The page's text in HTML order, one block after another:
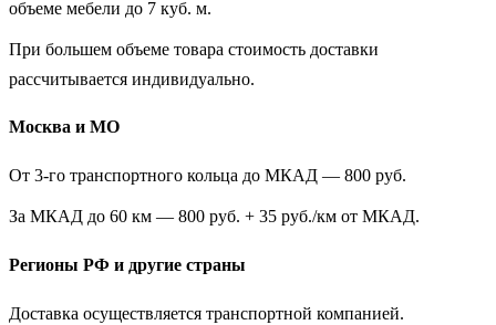
объеме мебели до 7 куб. м.
При большем объеме товара стоимость доставки
рассчитывается индивидуально.
Москва и МО
От 3-го транспортного кольца до МКАД — 800 руб.
За МКАД до 60 км — 800 руб. + 35 руб./км от МКАД.
Регионы РФ и другие страны
Доставка осуществляется транспортной компанией.